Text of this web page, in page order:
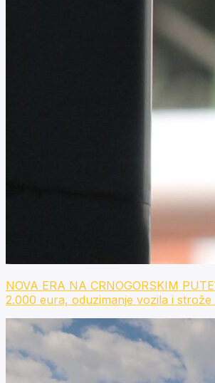
NOVA ERA NA CRNOGORSKIM
2.000 eura, oduzimanje vozila i strože